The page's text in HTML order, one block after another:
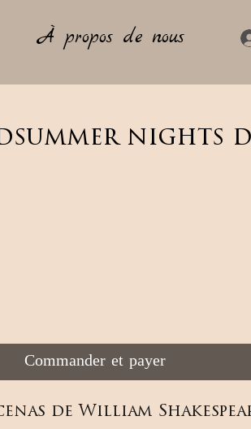
À propos de nous
nights
Commander et payer
de William